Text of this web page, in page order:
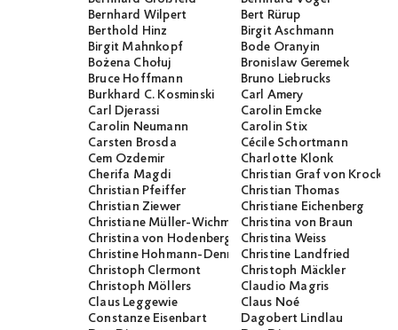
Bernhard Wilpert
Bert Rürup
Berthold Hinz
Birgit Aschmann
Birgit Mahnkopf
Bode Oranyin
Bożena Chołuj
Bronislaw Geremek
Bruce Hoffmann
Bruno Liebrucks
Burkhard C. Kosminski
Carl Amery
Carl Djerassi
Carolin Emcke
Carolin Neumann
Carolin Stix
Carsten Brosda
Cécile Schortmann
Cem Özdemir
Charlotte Klonk
Cherifa Magdi
Christian Graf von
Christian Pfeiffer
Christian Thomas
Christian Ziewer
Christiane Eichenberg
Christiane Müller-WichmannChristina von Braun
Christina von Hodenberg
Christina Weiss
Christine Hohmann-DennhardtChristine Landfried
Christoph Clermont
Christoph Mäckler
Christoph Möllers
Claudio Magris
Claus Leggewie
Claus Noé
Constanze Eisenbart
Dagobert Lindlau